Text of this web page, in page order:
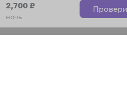
2,700 ₽
ночь
Правила публикации объявлений